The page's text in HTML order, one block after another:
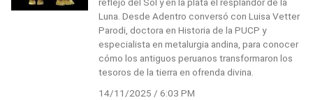
Luna. Desde Adentro conversó con Luisa Vetter
Parodi, doctora en Historia de la PUCP y
especialista en metalurgia andina, para conocer
cómo los antiguos peruanos transformaron los
tesoros de la tierra en ofrenda divina.
14/11/2025 / 6:03 PM